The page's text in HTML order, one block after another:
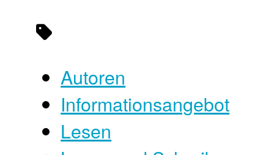
Autoren
Informationsangebot
Lesen